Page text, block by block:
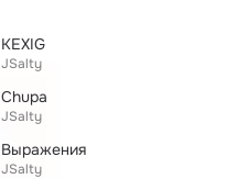
KEXIG
JSalty
Chupa
JSalty
Выражения
JSalty